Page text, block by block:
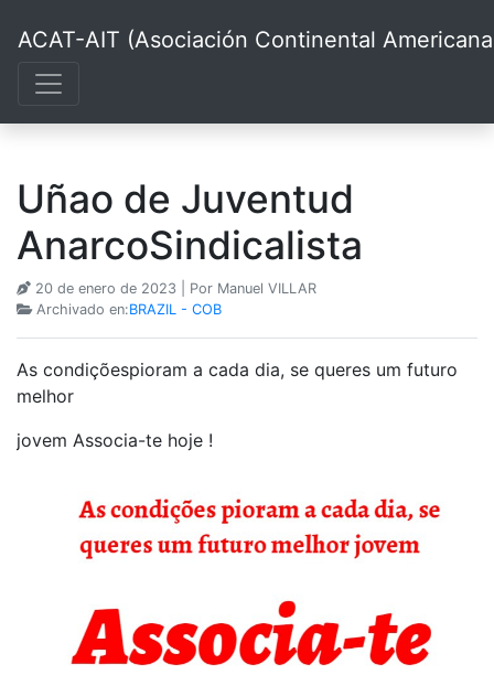
ACAT-AIT (Asociación Continental
Uñao de Juventud
AnarcoSindicalista
20 de enero de 2023
| Por Manuel VILLAR
Archivado en:BRAZIL - COB
As condiçõespioram a cada dia, se queres um futuro
melhor
jovem Associa-te hoje !